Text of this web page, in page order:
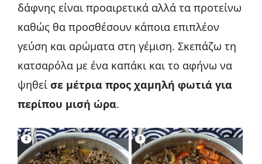
δάφνης είναι προαιρετικά αλλά τα προτείνω
καθώς θα προσθέσουν κάποια επιπλέον
γεύση και αρώματα στη γέμιση. Σκεπάζω τη
κατσαρόλα με ένα καπάκι και το αφήνω να
ψηθεί σε μέτρια προς χαμηλή φωτιά για
περίπου μισή ώρα.